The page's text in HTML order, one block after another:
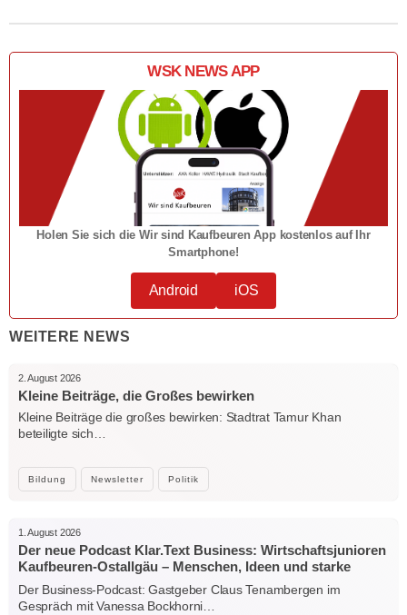
WSK NEWS APP
Holen Sie sich die Wir sind Kaufbeuren App kostenlos auf Ihr
Smartphone!
Android iOS
WEITERE NEWS
Bildung Newsletter Politik
2. August 2026
Kleine Beiträge, die Großes bewirken
Kleine Beiträge die großes bewirken: Stadtrat Tamur Khan
beteiligte sich…
1. August 2026
Der neue Podcast Klar.Text Business: Wirtschaftsjunioren
Kaufbeuren-Ostallgäu – Menschen, Ideen und starke
Verbindungen
Der Business-Podcast: Gastgeber Claus Tenambergen im
Gespräch mit Vanessa Bockhorni…